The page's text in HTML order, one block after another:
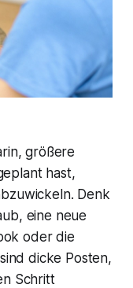
größere
hast,
Denk
eine neue
oder die
dicke Posten,
Schritt